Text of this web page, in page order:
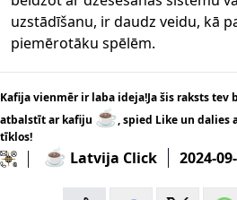
uzstādīšanu, ir daudz veidu, kā
piemērotāku spēlēm.
Kafija vienmēr ir laba ideja!Ja šis raksts tev
atbalstīt ar kafiju ☕, spied Like un dalies
tīklos!
☕ Latvija Click 2024-